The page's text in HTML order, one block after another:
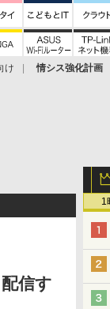
け 情シス強化計画
1
信す